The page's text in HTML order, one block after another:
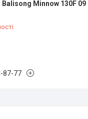
Balisong Minnow 130F 09
87-77